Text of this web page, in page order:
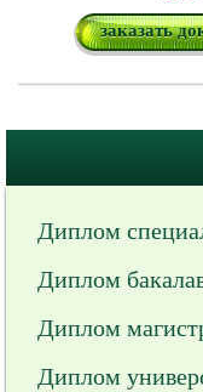
заказать
Диплом
Диплом
Диплом
Диплом